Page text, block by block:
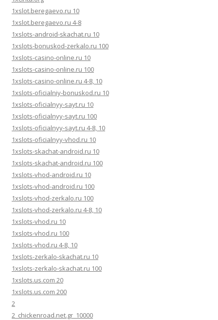
1xslot.beregaevo.ru 10
1xslot.beregaevo.ru 4-8
1xslots-android-skachat.ru 10
1xslots-bonuskod-zerkalo.ru 100
1xslots-casino-online.ru 10
1xslots-casino-online.ru 100
1xslots-casino-online.ru 4-8, 10
1xslots-oficialniy-bonuskod.ru 10
1xslots-oficialnyy-sayt.ru 10
1xslots-oficialnyy-sayt.ru 100
1xslots-oficialnyy-sayt.ru 4-8, 10
1xslots-oficialnyy-vhod.ru 10
1xslots-skachat-android.ru 10
1xslots-skachat-android.ru 100
1xslots-vhod-android.ru 10
1xslots-vhod-android.ru 100
1xslots-vhod-zerkalo.ru 100
1xslots-vhod-zerkalo.ru 4-8, 10
1xslots-vhod.ru 10
1xslots-vhod.ru 100
1xslots-vhod.ru 4-8, 10
1xslots-zerkalo-skachat.ru 10
1xslots-zerkalo-skachat.ru 100
1xslots.us.com 20
1xslots.us.com 200
2
2_chickenroad.net.gr_10000